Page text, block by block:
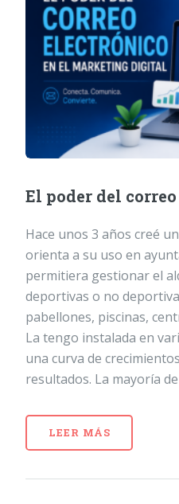
El poder del
Hace unos 3 años creé
orienta a su uso en
permitiera gestionar el
deportivas o no
pabellones, piscinas,
La tengo instalada en
una curva de
resultados. La mayoría
LEER MÁS